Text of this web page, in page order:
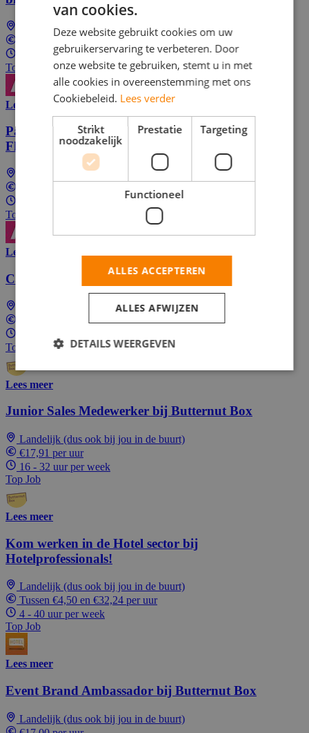
Landelijk (dus ook bij jou in de buurt)
Parttime (overdag)
Top Job
Lees meer
Part-Time E-Bike Courier for Grocery Delivery at
Flink
Landelijk (dus ook bij jou in de buurt)
Top Job
Lees meer
Callcenter medewerker bij Butternut Box
Landelijk (dus ook bij jou in de buurt)
Top Job
Lees meer
Junior Sales Medewerker bij Butternut Box
Landelijk (dus ook bij jou in de buurt)
€17,91 per uur
16 - 32 uur per week
Top Job
Lees meer
Kom werken in de Hotel sector bij
Hotelprofessionals!
Landelijk (dus ook bij jou in de buurt)
Tussen €4,50 en €32,24 per uur
4 - 40 uur per week
Top Job
Lees meer
Event Brand Ambassador bij Butternut Box
Landelijk (dus ook bij jou in de buurt)
van cookies.
Deze website gebruikt cookies om uw
gebruikerservaring te verbeteren. Door
onze website te gebruiken, stemt u in met
alle cookies in overeenstemming met ons
Cookiebeleid. Lees verder
Strikt
noodzakelijk
Prestatie Targeting
Functioneel
ALLES ACCEPTEREN
ALLES AFWIJZEN
DETAILS WEERGEVEN